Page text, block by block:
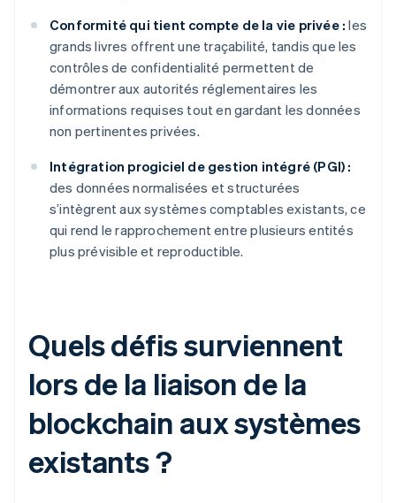
Conformité qui tient compte de la vie privée : les
grands livres offrent une traçabilité, tandis que les
contrôles de confidentialité permettent de
démontrer aux autorités réglementaires les
informations requises tout en gardant les données
non pertinentes privées.
Intégration progiciel de gestion intégré (PGI) :
des données normalisées et structurées
s’intègrent aux systèmes comptables existants, ce
qui rend le rapprochement entre plusieurs entités
plus prévisible et reproductible.
Quels défis surviennent
lors de la liaison de la
blockchain aux systèmes
existants ?